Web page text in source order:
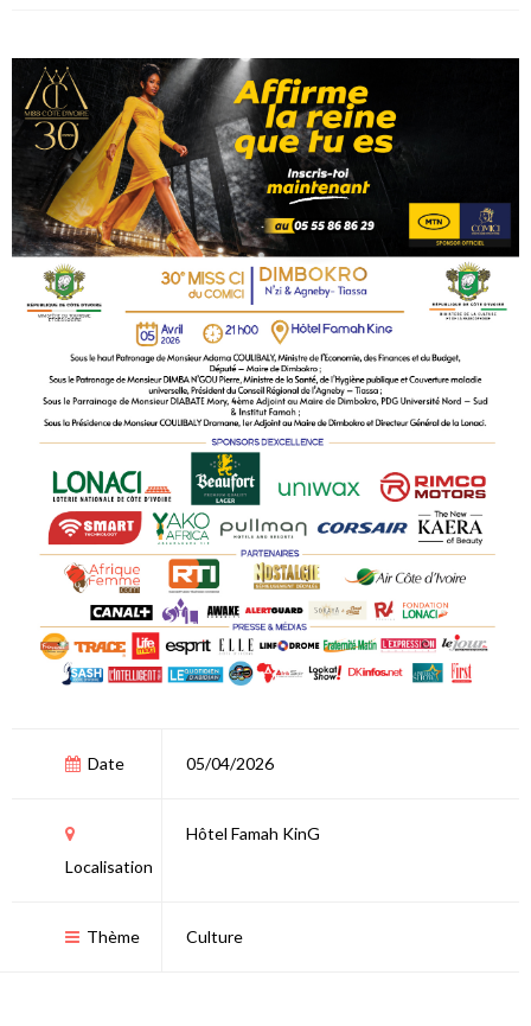
Date 05/04/2026
Localisation
Hôtel Famah KinG
Thème Culture